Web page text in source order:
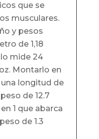
que se
musculares.
y pesos
de 1,18
mide 24
Montarlo en
una longitud de
de 12.7
1 que abarca
de 1.3